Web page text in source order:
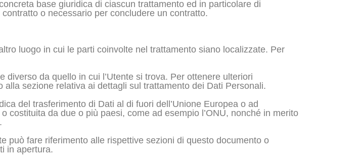
base giuridica di ciascun trattamento ed in particolare di
o necessario per concludere un contratto.
luogo in cui le parti coinvolte nel trattamento siano localizzate. Per
da quello in cui l’Utente si trova. Per ottenere ulteriori
sezione relativa ai dettagli sul trattamento dei Dati Personali.
del trasferimento di Dati al di fuori dell’Unione Europea o ad
costituita da due o più paesi, come ad esempio l’ONU, nonché in merito
può fare riferimento alle rispettive sezioni di questo documento o
in apertura.